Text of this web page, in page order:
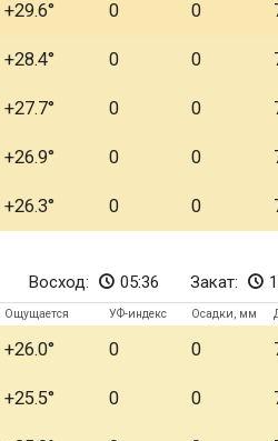
+29.6 0 0
+28.4 0 0
+27.7 0 0
+26.9 0 0
+26.3 0 0
Восход: 05:36 Закат:
Ощущается УФ-индекс Осадки, мм
+26.0 0 0
+25.5 0 0